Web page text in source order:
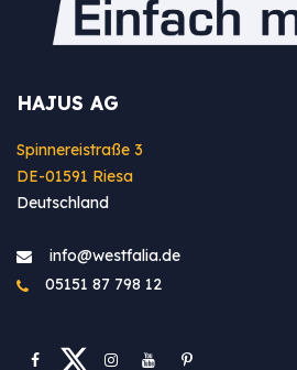
HAJUS AG
Spinnereistraße 3
DE-01591 Riesa
Deutschland
info@westfa​lia.de
05151 87 798 12